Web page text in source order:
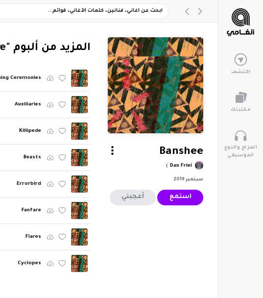
اكتشف
مكتبتك
المزاج والنوع
الموسيقي
Banshee
Dan Friel
سبتمبر 2019
استمع أعجبني
‏المزيد من ألبوم "Fanfare"
Ceremonies
Auxiliaries
Killipede
Beasts
Errorbird
Fanfare
Flares
Cyclopes